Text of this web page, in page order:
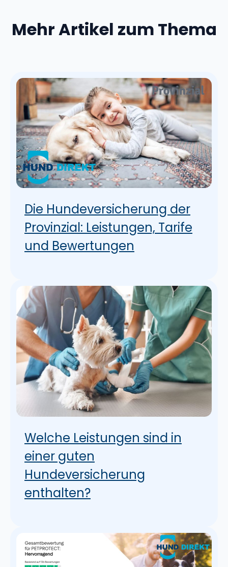
Mehr Artikel zum Thema
Die Hundeversicherung der
Provinzial: Leistungen, Tarife
und Bewertungen
Welche Leistungen sind in
einer guten
Hundeversicherung
enthalten?